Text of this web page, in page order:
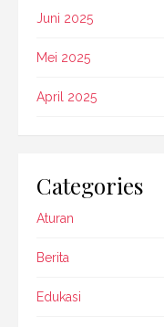
Juni 2025
Mei 2025
April 2025
Categories
Aturan
Berita
Edukasi